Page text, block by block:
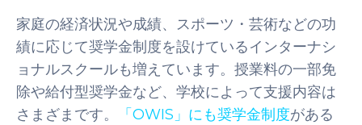
家庭の経済状況や成績、スポーツ・芸術などの功
績に応じて奨学金制度を設けているインターナシ
ョナルスクールも増えています。授業料の一部免
除や給付型奨学金など、学校によって支援内容は
さまざまです。
「OWIS」にも奨学金制度がある